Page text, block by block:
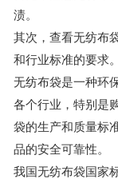
渍。
其次，查看无纺布
和行业标准的要求。
无纺布袋是一种环
各个行业，特别是
袋的生产和质量标
品的安全可靠性。
我国无纺布袋国家